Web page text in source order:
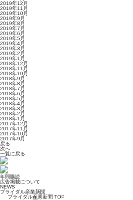
2019年12月
2019年11月
2019年10月
2019年9月
2019年8月
2019年7月
2019年6月
2019年5月
2019年4月
2019年3月
2019年2月
2019年1月
2018年12月
2018年11月
2018年10月
2018年9月
2018年8月
2018年7月
2018年6月
2018年5月
2018年4月
2018年3月
2018年2月
2018年1月
2017年12月
2017年11月
2017年10月
2017年9月
戻る
次へ
一覧に戻る
年間購読
広告掲載について
NEWS
ブライダル産業新聞
ブライダル産業新聞 TOP